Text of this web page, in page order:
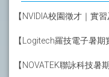
【NVIDIA校園徵才｜實
【NOVATEK聯詠科技暑